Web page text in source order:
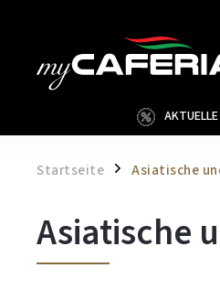
Startseite / Asiatische
Asiatische